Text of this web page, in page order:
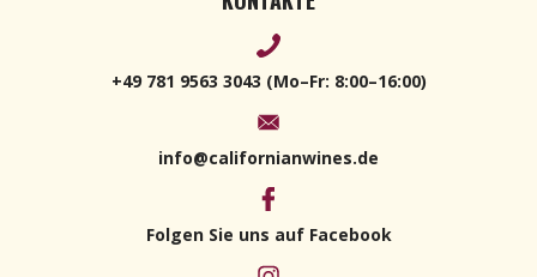
+49 781 9563 3043 (Mo–Fr: 8:00–16:00)
info@californianwines.de
Folgen Sie uns auf Facebook